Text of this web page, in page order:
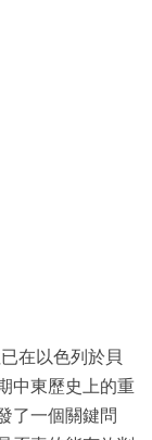
在以色列於貝
中東歷史上的重
了一個關鍵問